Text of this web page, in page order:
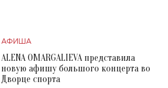
АФИША
ALENA OMARGALIEVA представила
новую афишу большого концерта во
Дворце спорта